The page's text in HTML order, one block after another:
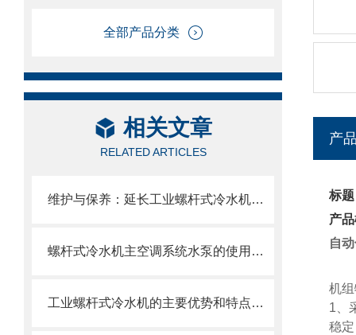
全部产品分类
相关文章
RELATED ARTICLES
维护与保养：延长工业螺杆式冷水机使用寿命的秘诀
螺杆式冷水机主空调系统水泵的使用与选型
工业螺杆式冷水机的主要优势和特点概括
产
标
产
自
机
1、
稳